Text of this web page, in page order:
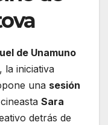
de Unamuno
, la iniciativa
una sesión
Sara
detrás de